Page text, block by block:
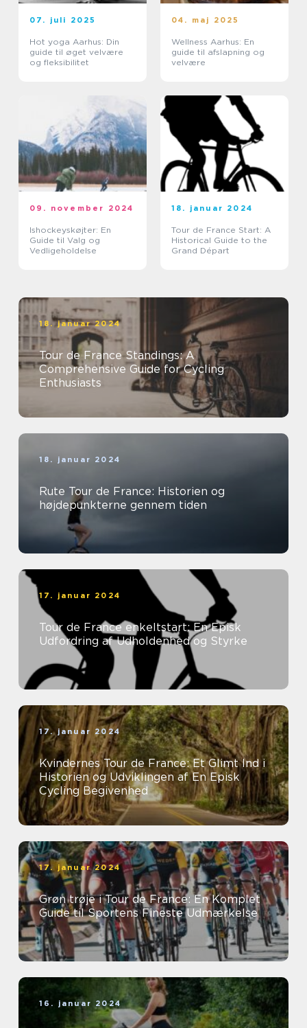
07. juli 2025
Hot yoga Aarhus: Din
guide til øget velvære
og fleksibilitet
04. maj 2025
Wellness Aarhus: En
guide til afslapning og
velvære
09. november 2024
Ishockeyskøjter: En
Guide til Valg og
Vedligeholdelse
18. januar 2024
Tour de France Start: A
Historical Guide to the
Grand Départ
18. januar 2024
Tour de France Standings: A
Comprehensive Guide for Cycling
Enthusiasts
18. januar 2024
Rute Tour de France: Historien og
højdepunkterne gennem tiden
17. januar 2024
Tour de France enkeltstart: En Episk
Udfordring af Udholdenhed og Styrke
17. januar 2024
Kvindernes Tour de France: Et Glimt Ind i
Historien og Udviklingen af En Episk
Cycling Begivenhed
17. januar 2024
Grøn trøje i Tour de France: En Komplet
Guide til Sportens Fineste Udmærkelse
16. januar 2024